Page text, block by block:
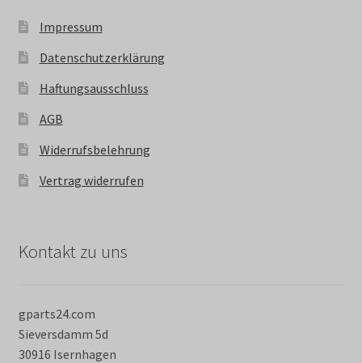
Impressum
Datenschutzerklärung
Haftungsausschluss
AGB
Widerrufsbelehrung
Vertrag widerrufen
Kontakt zu uns
gparts24.com
Sieversdamm 5d
30916 Isernhagen